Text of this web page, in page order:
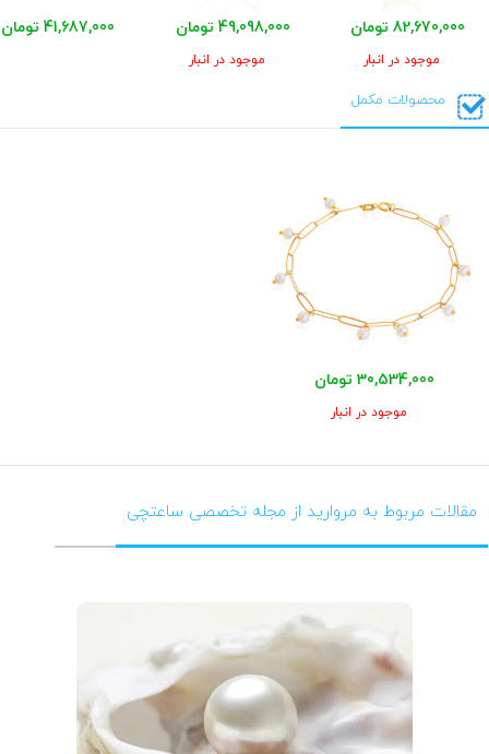
82,670,000 تومان
موجود در انبار
49,098,000 تومان
موجود در انبار
41,687,000 تومان
محصولات مکمل
30,534,000 تومان
موجود در انبار
مقالات مربوط به مروارید از مجله تخصصی ساعتچی